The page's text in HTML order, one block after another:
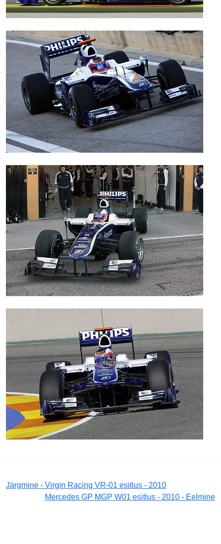
Järgmine - Virgin Racing VR-01 esitlus - 2010
Mercedes GP MGP W01 esitlus - 2010 - Eelmine